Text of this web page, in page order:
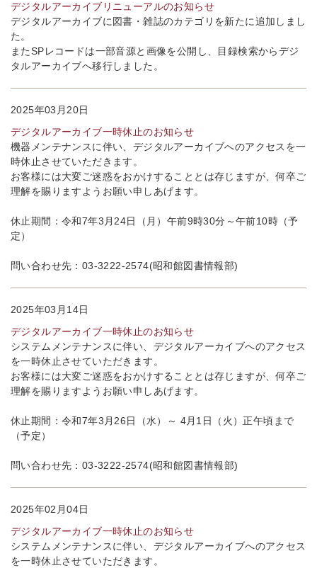
デジタルアーカイブリニューアルのお知らせ
デジタルアーカイブに図書・雑誌のカテゴリを新たに追加しまし
た。
またSPレコードは一部音源と画像を公開し、目録検索からデジ
タルアーカイブへ移行しました。
2025年03月20日
デジタルアーカイブ一時休止のお知らせ
機器メンテナンスに伴い、デジタルアーカイブへのアクセスを一
時休止させていただきます。
お客様には大変ご迷惑をおかけすることとは存じますが、何卒ご
理解を賜りますようお願い申しあげます。
休止期間：令和7年3月24日（月）午前9時30分～午前10時（予
定）
問い合わせ先：03-3222-2574(昭和館図書情報部)
2025年03月14日
デジタルアーカイブ一時休止のお知らせ
システムメンテナンスに伴い、デジタルアーカイブへのアクセス
を一時休止させていただきます。
お客様には大変ご迷惑をおかけすることとは存じますが、何卒ご
理解を賜りますようお願い申しあげます。
休止期間：令和7年3月26日（水）～ 4月1日（火）正午頃まで
（予定）
問い合わせ先：03-3222-2574(昭和館図書情報部)
2025年02月04日
デジタルアーカイブ一時休止のお知らせ
システムメンテナンスに伴い、デジタルアーカイブへのアクセス
を一時休止させていただきます。